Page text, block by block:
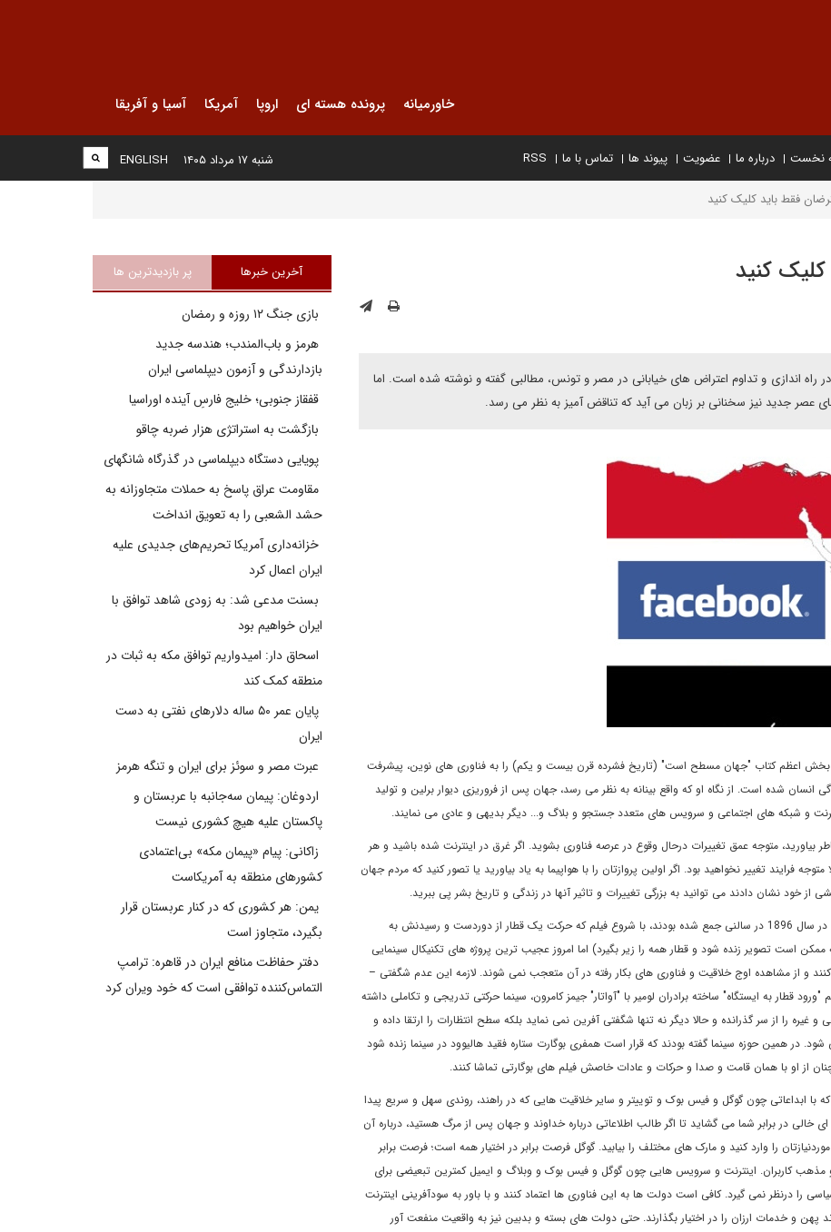
خاورمیانه پرونده هسته ای اروپا آمریکا آسیا و آفریقا
نخست درباره ما عضویت پیوند ها تماس با ما RSS
ENGLISH شنبه ۱۷ مرداد ۱۴۰۵
فقط بايد کليک کنيد
کنيد
راه اندازى و تداوم اعتراض هاى خيابانى در مصر و تونس، مطالبى گفته و نوشته شده است. اما
عصر جديد نيز سخنانى بر زبان مى آيد که تناقض آميز به نظر مى رسد.
بخش اعظم کتاب "جهان مسطح است" (تاريخ فشرده قرن بيست و يکم) را به فناورى هاى نوين، پيشرفت
انسان شده است. از نگاه او که واقع بينانه به نظر مى رسد، جهان پس از فروريزى ديوار برلين و توليد
و شبکه هاى اجتماعى و سرويس هاى متعدد جستجو و بلاگ و... ديگر بديهى و عادى مى نمايند.
بياوريد، متوجه عمق تغييرات درحال وقوع در عرصه فناورى بشويد. اگر غرق در اينترنت شده باشيد و هر
فرايند تغيير نخواهيد بود. اگر اولين پروازتان را با هواپيما به ياد بياوريد يا تصور کنيد که مردم جهان
از خود نشان دادند مى توانيد به بزرگى تغييرات و تاثير آنها در زندگى و تاريخ بشر پى ببريد.
مى گويند مردم کنجکاو امريکا که براى ديدن اولين فيلم تاريخ سينما در سال 1896 در سالنى جمع شده بودند، با شروع فيلم که حرکت يک قطار از دوردست و رسيدنش به
ممکن است تصوير زنده شود و قطار همه را زير بگيرد) اما امروز عجيب ترين پروژه هاى تکنيکال سينمايى
و از مشاهده اوج خلاقيت و فناورى هاى بکار رفته در آن متعجب نمى شوند. لازمه اين عدم شگفتى –
قطار به ايستگاه" ساخته برادران لومير با "آواتار" جيمز کامرون، سينما حرکتى تدريجى و تکاملى داشته
را از سر گذرانده و حالا ديگر نه تنها شگفتى آفرين نمى نمايد بلکه سطح انتظارات را ارتقا داده و
همين حوزه سينما گفته بودند که قرار است همفرى بوگارت ستاره فقيد هاليوود در سينما زنده شود
از او با همان قامت و صدا و حرکات و عادات خاصش فيلم هاى بوگارتى تماشا کنند.
با ابداعاتى چون گوگل و فيس بوک و توييتر و ساير خلاقيت هايى که در راهند، روندى سهل و سريع پيدا
در برابر شما مى گشايد تا اگر طالب اطلاعاتى درباره خداوند و جهان پس از مرگ هستيد، درباره آن
را وارد کنيد و مارک هاى مختلف را بيابيد. گوگل فرصت برابر در اختيار همه است؛ فرصت برابر
مذهب کاربران. اينترنت و سرويس هايى چون گوگل و فيس بوک و وبلاگ و ايميل کمترين تبعيضى براى
را درنظر نمى گيرد. کافى است دولت ها به اين فناورى ها اعتماد کنند و با باور به سودآفرينى اينترنت
پهن و خدمات ارزان را در اختيار بگذارند. حتى دولت هاى بسته و بدبين نيز به واقعيت منفعت آور
آخرین خبرها پر بازدیدترین ها
بازی جنگ ۱۲ روزه و رمضان
هرمز و باب‌المندب؛ هندسه جدید
بازدارندگی و آزمون دیپلماسی ایران
قفقاز جنوبی؛ خلیج فارسِ آینده اوراسیا
بازگشت به استراتژی هزار ضربه چاقو
پویایی دستگاه دیپلماسی در گذرگاه شانگهای
مقاومت عراق پاسخ به حملات متجاوزانه به
حشد الشعبی را به تعویق انداخت
خزانه‌داری آمریکا تحریم‌های جدیدی علیه
ایران اعمال کرد
بسنت مدعی شد: به زودی شاهد توافق با
ایران خواهیم بود
اسحاق دار: امیدواریم توافق مکه به ثبات در
منطقه کمک کند
پایان عمر ۵۰ ساله دلارهای نفتی به دست
ایران
عبرت مصر و سوئز برای ایران و تنگه هرمز
اردوغان: پیمان سه‌جانبه با عربستان و
پاکستان علیه هیچ کشوری نیست
زاکانی: پیام «پیمان مکه» بی‌اعتمادی
کشورهای منطقه به آمریکاست
یمن: هر کشوری که در کنار عربستان قرار
بگیرد، متجاوز است
دفتر حفاظت منافع ایران در قاهره: ترامپ
التماس‌کننده توافقی است که خود ویران کرد